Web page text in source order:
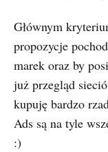
Głównym
propozycje
marek oraz by
już przegląd
kupuję bardzo
Ads są na tyle
:)